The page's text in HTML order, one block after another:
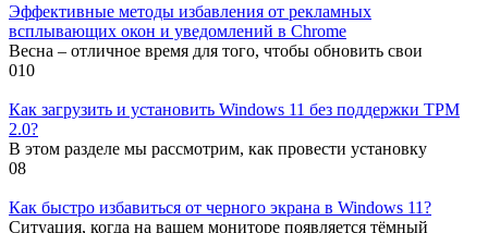
Эффективные методы избавления от рекламных
всплывающих окон и уведомлений в Chrome
Весна – отличное время для того, чтобы обновить свои
010
Как загрузить и установить Windows 11 без поддержки TPM
2.0?
В этом разделе мы рассмотрим, как провести установку
08
Как быстро избавиться от черного экрана в Windows 11?
Ситуация, когда на вашем мониторе появляется тёмный